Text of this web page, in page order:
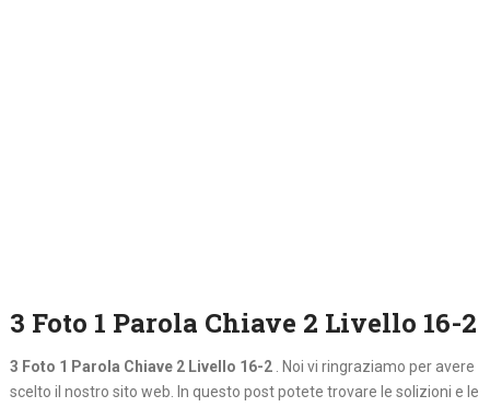
3 Foto 1 Parola Chiave 2 Livello 16-2
3 Foto 1 Parola Chiave 2 Livello 16-2 . Noi vi ringraziamo per avere
scelto il nostro sito web. In questo post potete trovare le solizioni e le